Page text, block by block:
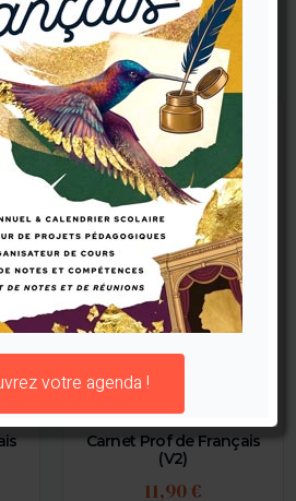
deux couvertures graphiques au
choix.
Carnet Prof de Français
(V2)
11,90 €
votre agenda !